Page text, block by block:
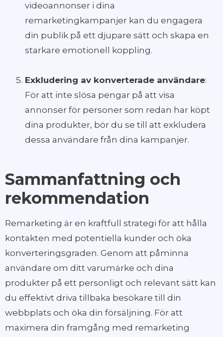
videoannonser i dina
remarketingkampanjer kan du engagera
din publik på ett djupare sätt och skapa en
starkare emotionell koppling.
Exkludering av konverterade användare:
För att inte slösa pengar på att visa
annonser för personer som redan har köpt
dina produkter, bör du se till att exkludera
dessa användare från dina kampanjer.
Sammanfattning och
rekommendation
Remarketing är en kraftfull strategi för att hålla
kontakten med potentiella kunder och öka
konverteringsgraden. Genom att påminna
användare om ditt varumärke och dina
produkter på ett personligt och relevant sätt kan
du effektivt driva tillbaka besökare till din
webbplats och öka din försäljning. För att
maximera din framgång med remarketing